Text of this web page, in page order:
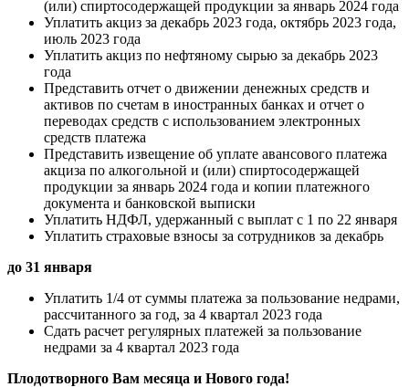
(или) спиртосодержащей продукции за январь 2024 года
Уплатить акциз за декабрь 2023 года, октябрь 2023 года,
июль 2023 года
Уплатить акциз по нефтяному сырью за декабрь 2023
года
Представить отчет о движении денежных средств и
активов по счетам в иностранных банках и отчет о
переводах средств с использованием электронных
средств платежа
Представить извещение об уплате авансового платежа
акциза по алкогольной и (или) спиртосодержащей
продукции за январь 2024 года и копии платежного
документа и банковской выписки
Уплатить НДФЛ, удержанный с выплат с 1 по 22 января
Уплатить страховые взносы за сотрудников за декабрь
до 31 января
Уплатить 1/4 от суммы платежа за пользование недрами,
рассчитанного за год, за 4 квартал 2023 года
Сдать расчет регулярных платежей за пользование
недрами за 4 квартал 2023 года
Плодотворного Вам месяца и Нового года!